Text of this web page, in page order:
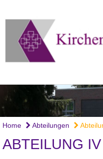
Home Abteilungen
ABTEILUNG IV